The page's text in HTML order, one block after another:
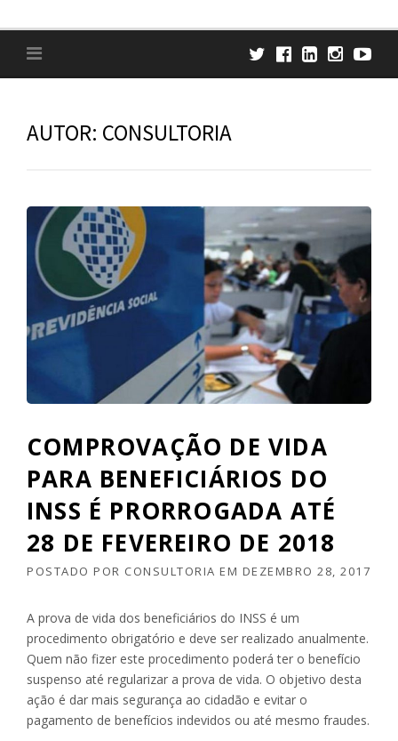
AUTOR: CONSULTORIA
COMPROVAÇÃO DE VIDA
PARA BENEFICIÁRIOS DO
INSS É PRORROGADA ATÉ
28 DE FEVEREIRO DE 2018
POSTADO POR CONSULTORIA EM DEZEMBRO 28, 2017
A prova de vida dos beneficiários do INSS é um
procedimento obrigatório e deve ser realizado anualmente.
Quem não fizer este procedimento poderá ter o benefício
suspenso até regularizar a prova de vida. O objetivo desta
ação é dar mais segurança ao cidadão e evitar o
pagamento de benefícios indevidos ou até mesmo fraudes.